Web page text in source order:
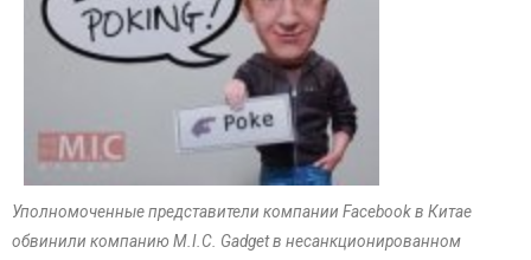
Уполномоченные представители компании Facebook в Китае
обвинили компанию M.I.C. Gadget в несанкционированном